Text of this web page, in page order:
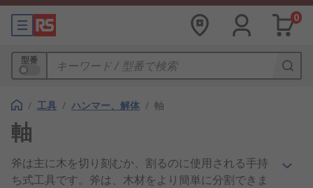
0
型番
/ 工具 / ハンマー、解体 / 軸
軸
斧は主に木を切り刻むか、割るのに使用される手持
ち式工具です。斧は、木材をより簡単に分割できま